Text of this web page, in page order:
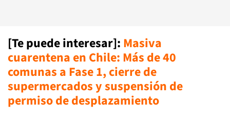
[Te puede interesar]: Masiva
cuarentena en Chile: Más de 40
comunas a Fase 1, cierre de
supermercados y suspensión de
permiso de desplazamiento